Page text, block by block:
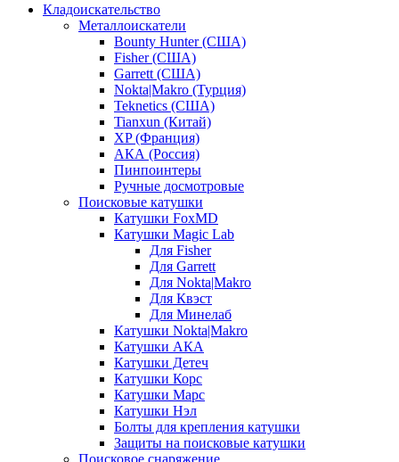
Кладоискательство
Металлоискатели
Bounty Hunter (США)
Fisher (США)
Garrett (США)
Nokta|Makro (Турция)
Teknetics (США)
Tianxun (Китай)
XP (Франция)
АКА (Россия)
Пинпоинтеры
Ручные досмотровые
Поисковые катушки
Катушки FoxMD
Катушки Magic Lab
Для Fisher
Для Garrett
Для Nokta|Makro
Для Квэст
Для Минелаб
Катушки Nokta|Makro
Катушки АКА
Катушки Детеч
Катушки Корс
Катушки Марс
Катушки Нэл
Болты для крепления катушки
Защиты на поисковые катушки
Поисковое снаряжение